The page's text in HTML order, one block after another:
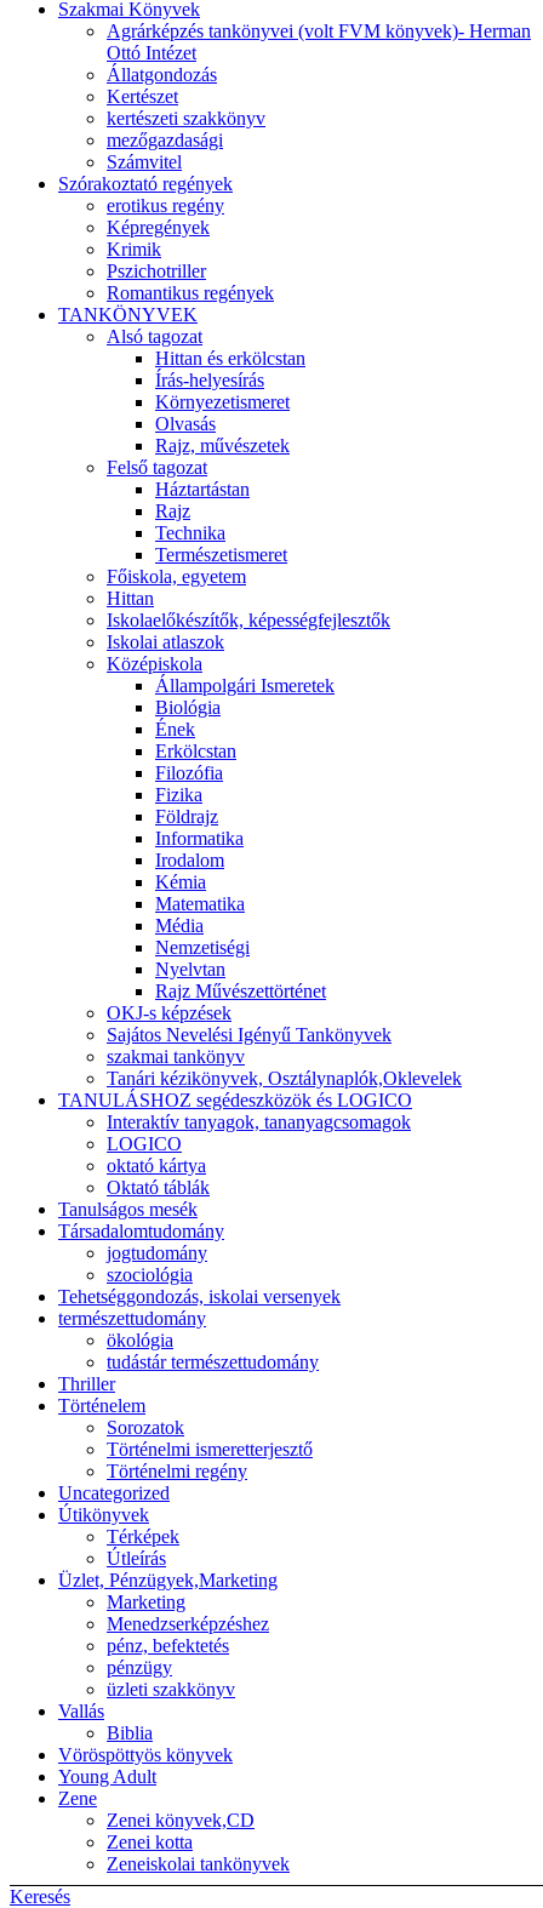
Keresés
Szakmai Könyvek
Agrárképzés tankönyvei (volt FVM könyvek)- Herman
Ottó Intézet
Állatgondozás
Kertészet
kertészeti szakkönyv
mezőgazdasági
Számvitel
Szórakoztató regények
erotikus regény
Képregények
Krimik
Pszichotriller
Romantikus regények
TANKÖNYVEK
Alsó tagozat
Hittan és erkölcstan
Írás-helyesírás
Környezetismeret
Olvasás
Rajz, művészetek
Felső tagozat
Háztartástan
Rajz
Technika
Természetismeret
Főiskola, egyetem
Hittan
Iskolaelőkészítők, képességfejlesztők
Iskolai atlaszok
Középiskola
Állampolgári Ismeretek
Biológia
Ének
Erkölcstan
Filozófia
Fizika
Földrajz
Informatika
Irodalom
Kémia
Matematika
Média
Nemzetiségi
Nyelvtan
Rajz Művészettörténet
OKJ-s képzések
Sajátos Nevelési Igényű Tankönyvek
szakmai tankönyv
Tanári kézikönyvek, Osztálynaplók,Oklevelek
TANULÁSHOZ segédeszközök és LOGICO
Interaktív tanyagok, tananyagcsomagok
LOGICO
oktató kártya
Oktató táblák
Tanulságos mesék
Társadalomtudomány
jogtudomány
szociológia
Tehetséggondozás, iskolai versenyek
természettudomány
ökológia
tudástár természettudomány
Thriller
Történelem
Sorozatok
Történelmi ismeretterjesztő
Történelmi regény
Uncategorized
Útikönyvek
Térképek
Útleírás
Üzlet, Pénzügyek,Marketing
Marketing
Menedzserképzéshez
pénz, befektetés
pénzügy
üzleti szakkönyv
Vallás
Biblia
Vöröspöttyös könyvek
Young Adult
Zene
Zenei könyvek,CD
Zenei kotta
Zeneiskolai tankönyvek